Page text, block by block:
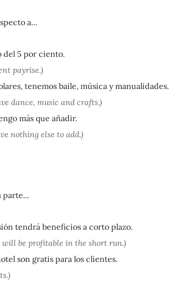
a...
del 5 por ciento.
payrise.)
tenemos baile, música y manualidades.
dance, music and crafts.)
más que añadir.
nothing else to add.)
parte...
tendrá beneficios a corto plazo.
be profitable in the short run.)
son gratis para los clientes.